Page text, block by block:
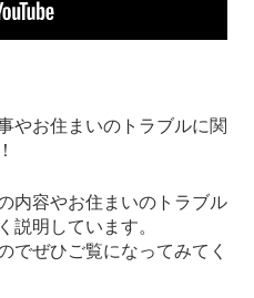
やお住まいのトラブルに関
内容やお住まいのトラブル
説明しています。
ぜひご覧になってみてく